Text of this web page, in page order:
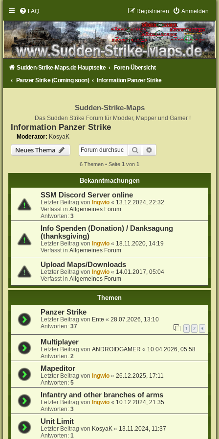
FAQ Anmelden
Registrieren
Sudden-Strike-Maps.de Hauptseite
Foren-Übersicht
Panzer Strike (Coming soon)
Information Panzer Strike
Sudden-Strike-Maps
Das Sudden Strike Forum für Modder, Mapper und Gamer !
Information Panzer Strike
Moderator: KosyaK
Neues Thema Suche
6 Themen • Seite 1 von 1
Bekanntmachungen
SSM Discord Server online
Letzter Beitrag vonIngwio « 13.12.2024, 22:32
Verfasst inAllgemeines Forum
Antworten:3
Info Spenden (Donation) / Danksagung
(thanksgiving)
Letzter Beitrag vonIngwio « 18.11.2020, 14:19
Verfasst inAllgemeines Forum
Upload Maps/Downloads
Letzter Beitrag vonIngwio « 14.01.2017, 05:04
Verfasst inAllgemeines Forum
Themen
Panzer Strike
Letzter Beitrag von Ente «28.07.2026, 13:10
Antworten:37 1 2 3
Multiplayer
Letzter Beitrag vonANDROIDGAMER « 10.04.2026, 05:58
Antworten:2
Mapeditor
Letzter Beitrag von Ingwio «26.12.2025, 17:11
Antworten:5
Infantry and other branches of arms
Letzter Beitrag von Ingwio « 10.12.2024, 21:35
Antworten:3
Unit Limit
Letzter Beitrag von KosyaK « 13.11.2024, 11:37
Antworten:1